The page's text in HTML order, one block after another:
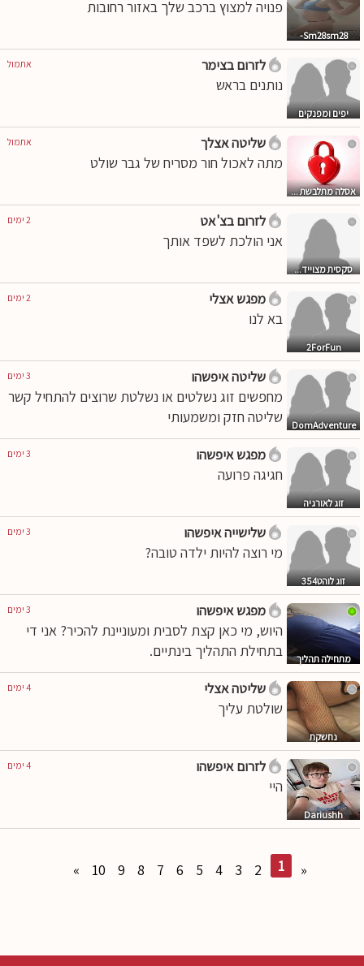
Sm28sm28-
פנויה למצוץ ברכב שלך באזור רחובות
יפים ומפנקים
אתמול לזרום בצימר
נותנים בראש
אסלה מתלבשת ...
אתמול שליטה אצלך
מתה לאכול חור מסריח של גבר שולט
סקסית מצוייד...
2 ימים לזרום בצ'אט
אני הולכת לשפד אותך
2ForFun
2 ימים מפגש אצלי
בא לנו
DomAdventure
3 ימים שליטה איפשהו
מחפשים זוג נשלטים או נשלטת שרוצים להתחיל קשר
שליטה חזק ומשמעותי
זוג לאורגיה
3 ימים מפגש איפשהו
חגיגה פרועה
זוג לוהט354
3 ימים שלישייה איפשהו
מי רוצה להיות ילדה טובה?
מתחילה תהליך
3 ימים מפגש איפשהו
היוש, מי כאן קצת לסבית ומעוניינת להכיר? אני די
בתחילת התהליך בינתיים.
נחשקת
4 ימים שליטה אצלי
שולטת עליך
Dariushh
4 ימים לזרום איפשהו
היי
«
1
2
3
4
5
6
7
8
9
10
»